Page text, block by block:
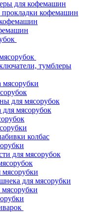
для кофемашин
прокладки кофемашин
тумблеры
для мясорубок
мясорубок
колбас
для мясорубок
мясорубки
для мясорубки